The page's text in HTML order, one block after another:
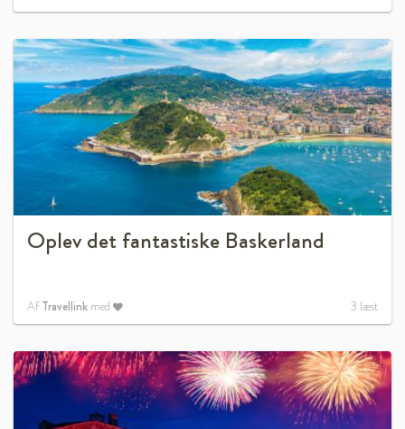
Oplev det fantastiske Baskerland
AfTravellink med 3 læst